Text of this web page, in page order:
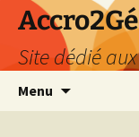
Site dédié
Menu